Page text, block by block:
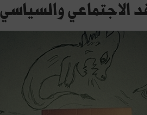
الاجتماعي والسياسي